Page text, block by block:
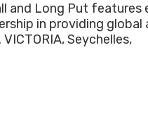
and Long Put features
in providing global
Seychelles,